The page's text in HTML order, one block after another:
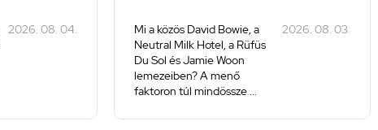
2026. 08. 04.
Mi a közös David Bowie, a
Neutral Milk Hotel, a Rüfüs
Du Sol és Jamie Woon
lemezeiben? A menő
faktoron túl mindössze ...
2026. 08. 03.